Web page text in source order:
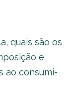
quais são os
e
ao consumi-